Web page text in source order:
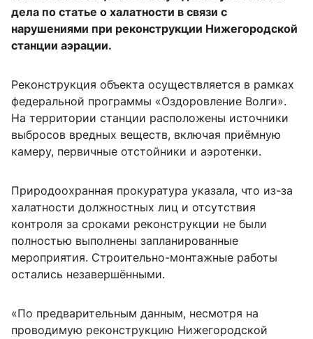
дела по статье о халатности в связи с
нарушениями при реконструкции Нижегородской
станции аэрации.
Реконструкция объекта осуществляется в рамках
федеральной программы «Оздоровление Волги».
На территории станции расположены источники
выбросов вредных веществ, включая приёмную
камеру, первичные отстойники и аэротенки.
Природоохранная прокуратура указала, что из-за
халатности должностных лиц и отсутствия
контроля за сроками реконструкции не были
полностью выполнены запланированные
мероприятия. Строительно-монтажные работы
остались незавершёнными.
«По предварительным данным, несмотря на
проводимую реконструкцию Нижегородской